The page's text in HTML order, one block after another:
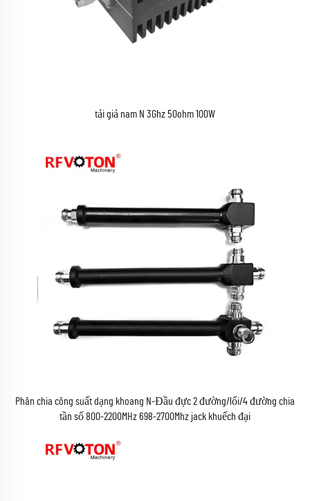
tải giả nam N 3Ghz 50ohm 100W
Phân chia công suất dạng khoang N-Đầu đực 2 đường/lối/4 đường chia
tần số 800-2200MHz 698-2700Mhz jack khuếch đại